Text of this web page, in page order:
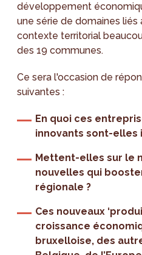
développement
une série de domaines liés
contexte territorial
des 19 communes.
Ce sera l'occasion de
suivantes :
En quoi ces
innovants sont-elles
Mettent-elles sur le
nouvelles qui
régionale ?
Ces nouveaux
croissance
bruxelloise, des